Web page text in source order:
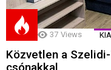
37 Views
Közvetlen a
csónakkal